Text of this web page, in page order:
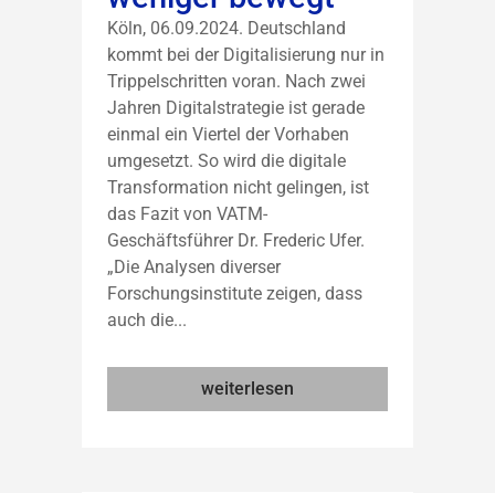
Köln, 06.09.2024. Deutschland
kommt bei der Digitalisierung nur in
Trippelschritten voran. Nach zwei
Jahren Digitalstrategie ist gerade
einmal ein Viertel der Vorhaben
umgesetzt. So wird die digitale
Transformation nicht gelingen, ist
das Fazit von VATM-
Geschäftsführer Dr. Frederic Ufer.
„Die Analysen diverser
Forschungsinstitute zeigen, dass
auch die...
weiterlesen